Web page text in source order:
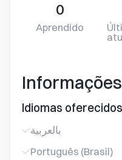
0
Aprendido
Idiomas oferecidos
بالعربية
Português (Brasil)